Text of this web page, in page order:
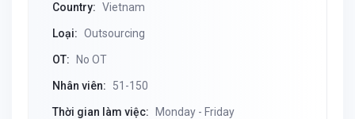
Country: Vietnam
Loại: Outsourcing
OT: No OT
Nhân viên: 51-150
Thời gian làm việc: Monday - Friday